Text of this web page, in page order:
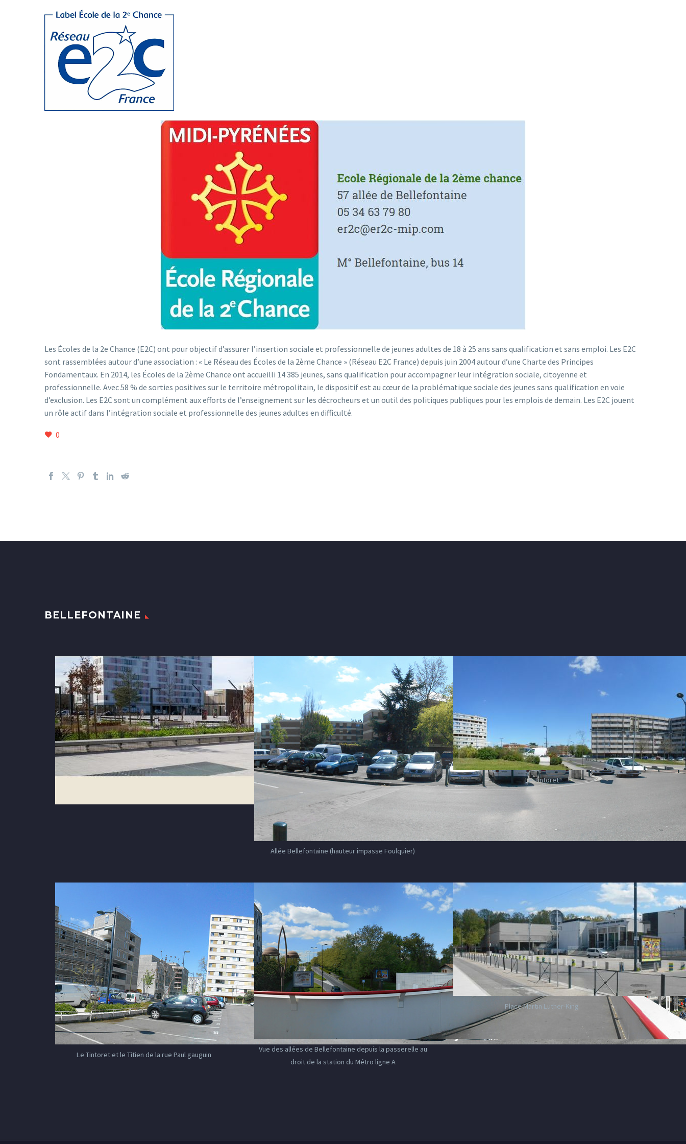
Les Écoles de la 2e Chance (E2C) ont pour objectif d’assurer l’insertion sociale et professionnelle de jeunes adultes de 18 à 25 ans sans qualification et sans emploi. Les E2C
sont rassemblées autour d’une association : « Le Réseau des Écoles de la 2ème Chance » (Réseau E2C France) depuis juin 2004 autour d’une Charte des Principes
Fondamentaux. En 2014, les Écoles de la 2ème Chance ont accueilli 14 385 jeunes, sans qualification pour accompagner leur intégration sociale, citoyenne et
professionnelle. Avec 58 % de sorties positives sur le territoire métropolitain, le dispositif est au cœur de la problématique sociale des jeunes sans qualification en voie
d’exclusion. Les E2C sont un complément aux efforts de l’enseignement sur les décrocheurs et un outil des politiques publiques pour les emplois de demain. Les E2C jouent
un rôle actif dans l’intégration sociale et professionnelle des jeunes adultes en difficulté.
0
BELLEFONTAINE
Allée Bellefontaine (hauteur impasse Foulquier)
Le Tintoret
Le Tintoret et le Titien de la rue Paul gauguin
Vue des allées de Bellefontaine depuis la passerelle au
droit de la station du Métro ligne A
Place Martin Luther-King